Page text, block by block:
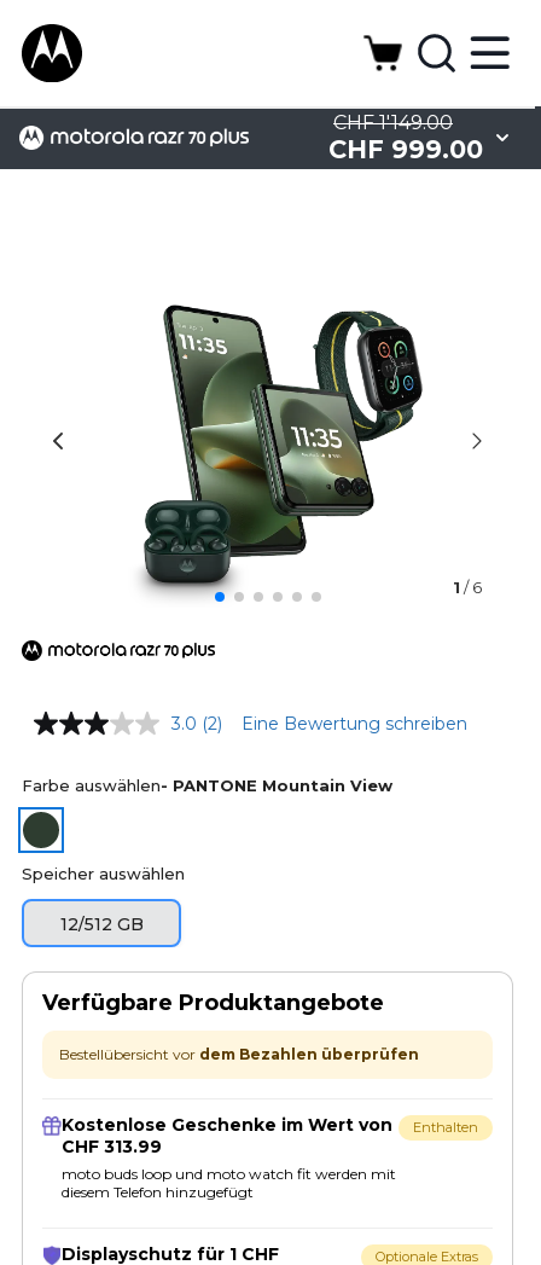
CHF 1'149.00
CHF 999.00
Camera Design
1 / 6
3.0 (2) Eine Bewertung schreiben
Farbe auswählen- PANTONE Mountain View
Speicher auswählen
12/512 GB
Verfügbare Produktangebote
Bestellübersicht vor dem Bezahlen überprüfen
Kostenlose Geschenke im Wert von
CHF 313.99
moto buds loop und moto watch fit werden mit
diesem Telefon hinzugefügt
Enthalten
Displayschutz für 1 CHF Optionale Extras